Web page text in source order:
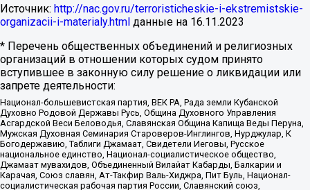
Источник: http://nac.gov.ru/terroristicheskie-i-ekstremistskie-
organizacii-i-materialy.html данные на 16.11.2023
* Перечень общественных объединений и религиозных
организаций в отношении которых судом принято
вступившее в законную силу решение о ликвидации или
запрете деятельности:
Национал-большевистская партия, ВЕК РА, Рада земли Кубанской
Духовно Родовой Державы Русь, Община Духовного Управления
Асгардской Веси Беловодья, Славянская Община Капища Веды Перуна,
Мужская Духовная Семинария Староверов-Инглингов, Нурджулар, К
Богодержавию, Таблиги Джамаат, Свидетели Иеговы, Русское
национальное единство, Национал-социалистическое общество,
Джамаат мувахидов, Объединенный Вилайат Кабарды, Балкарии и
Карачая, Союз славян, Ат-Такфир Валь-Хиджра, Пит Буль, Национал-
социалистическая рабочая партия России, Славянский союз,